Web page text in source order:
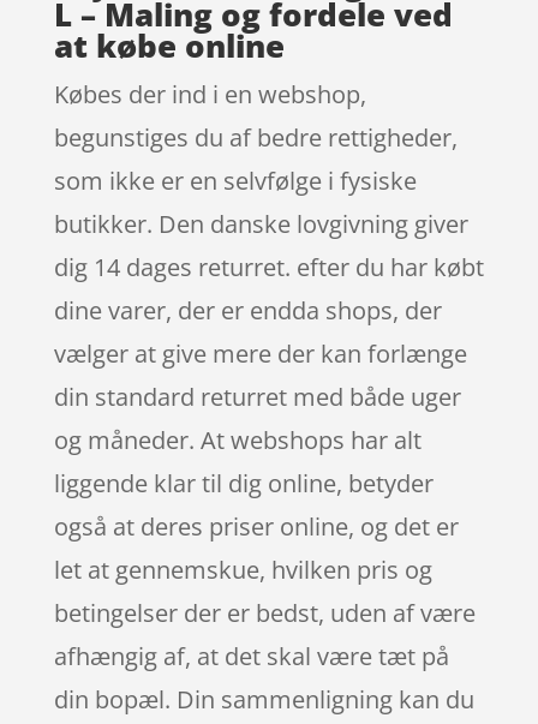
L – Maling og fordele ved
at købe online
Købes der ind i en webshop,
begunstiges du af bedre rettigheder,
som ikke er en selvfølge i fysiske
butikker. Den danske lovgivning giver
dig 14 dages returret. efter du har købt
dine varer, der er endda shops, der
vælger at give mere der kan forlænge
din standard returret med både uger
og måneder. At webshops har alt
liggende klar til dig online, betyder
også at deres priser online, og det er
let at gennemskue, hvilken pris og
betingelser der er bedst, uden af være
afhængig af, at det skal være tæt på
din bopæl. Din sammenligning kan du